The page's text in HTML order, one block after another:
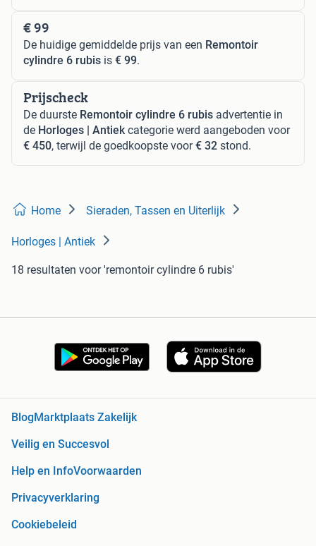
€ 99
De huidige gemiddelde prijs van een Remontoir
cylindre 6 rubis is € 99.
Prijscheck
De duurste Remontoir cylindre 6 rubis advertentie in
de Horloges | Antiekcategorie werd aangeboden voor
€ 450, terwijl de goedkoopste voor€ 32 stond.
Home Sieraden, Tassen en Uiterlijk
Horloges | Antiek
18 resultaten voor 'remontoir cylindre 6 rubis'
Blog Marktplaats Zakelijk
Veilig en Succesvol
Help en InfoVoorwaarden
Privacyverklaring
Cookiebeleid